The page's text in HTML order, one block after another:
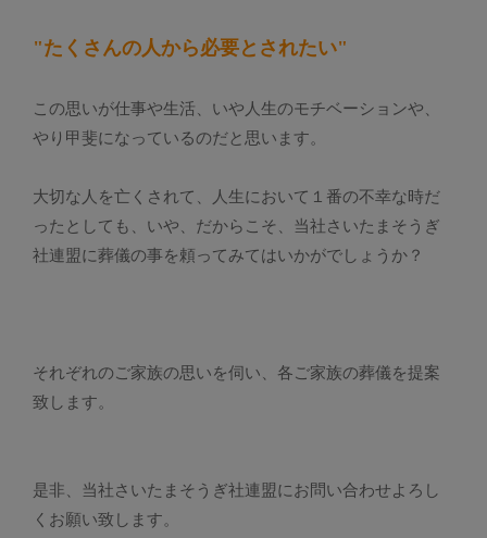
"たくさんの人から必要とされたい"
この思いが仕事や生活、いや人生のモチベーションや、
やり甲斐になっているのだと思います。
大切な人を亡くされて、人生において１番の不幸な時だ
ったとしても、いや、だからこそ、当社さいたまそうぎ
社連盟に葬儀の事を頼ってみてはいかがでしょうか？
それぞれのご家族の思いを伺い、各ご家族の葬儀を提案
致します。
是非、当社さいたまそうぎ社連盟にお問い合わせよろし
くお願い致します。